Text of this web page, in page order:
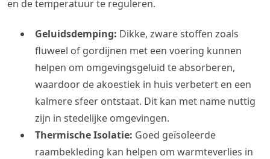
en de temperatuur te reguleren.
Geluidsdemping: Dikke, zware stoffen zoals
fluweel of gordijnen met een voering kunnen
helpen om omgevingsgeluid te absorberen,
waardoor de akoestiek in huis verbetert en een
kalmere sfeer ontstaat. Dit kan met name nuttig
zijn in stedelijke omgevingen.
Thermische Isolatie: Goed geïsoleerde
raambekleding kan helpen om warmteverlies in